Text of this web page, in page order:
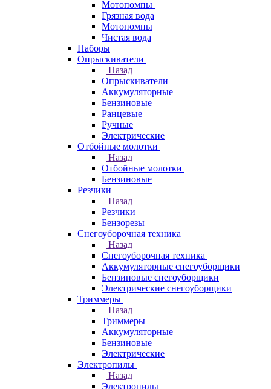
Мотопомпы
Грязная вода
Мотопомпы
Чистая вода
Наборы
Опрыскиватели
Назад
Опрыскиватели
Аккумуляторные
Бензиновые
Ранцевые
Ручные
Электрические
Отбойные молотки
Назад
Отбойные молотки
Бензиновые
Резчики
Назад
Резчики
Бензорезы
Снегоуборочная техника
Назад
Снегоуборочная техника
Аккумуляторные снегоуборщики
Бензиновые снегоуборщики
Электрические снегоуборщики
Триммеры
Назад
Триммеры
Аккумуляторные
Бензиновые
Электрические
Электропилы
Назад
Электропилы